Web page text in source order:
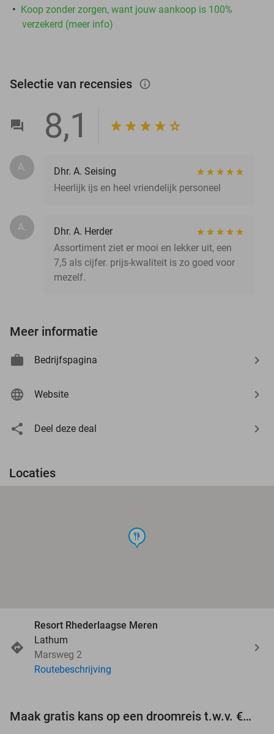
Koop zonder zorgen, want jouw aankoop is 100%
verzekerd (meer info)
Selectie van recensies info_outlined
8,1
A.
Dhr. A. Seising
Heerlijk ijs en heel vriendelijk personeel
A.
Dhr. A. Herder
Assortiment ziet er mooi en lekker uit, een
7,5 als cijfer. prijs-kwaliteit is zo goed voor
mezelf.
Meer informatie
Bedrijfspagina
Website
Deel deze deal
Locaties
food
Resort Rhederlaagse Meren
Lathum
Marsweg 2
Routebeschrijving
Maak gratis kans op een droomreis t.w.v. €3.000!